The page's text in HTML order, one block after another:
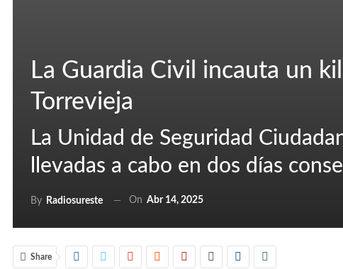
La Guardia Civil incauta un
Torrevieja
La Unidad de Seguridad
llevadas a cabo en dos días
By Radiosureste On Abr 14, 2025
Share